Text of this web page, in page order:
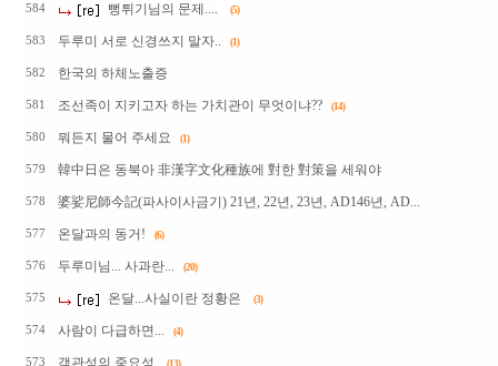
584 뻥튀기님의 문제.... (5)
583 두루미 서로 신경쓰지 말자.. (1)
582 한국의 하체노출증
581 조선족이 지키고자 하는 가치관이 무엇이냐?? (14)
580 뭐든지 물어 주세요 (1)
579 韓中日은 동북아 非漢字文化種族에 對한 對策을 세워야
578 婆娑尼師今記(파사이사금기) 21년, 22년, 23년, AD146년, AD...
577 온달과의 동거! (6)
576 두루미님... 사과란... (20)
575 온달...사실이란 정황은 (3)
574 사람이 다급하면... (4)
573 객관성의 중요성. (13)